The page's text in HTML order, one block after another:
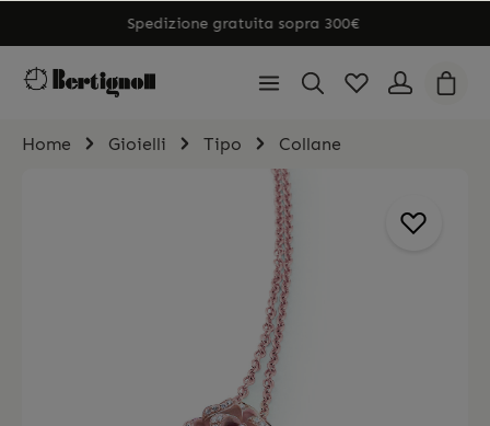
Spedizione gratuita sopra 300€
Home Gioielli Tipo Collane